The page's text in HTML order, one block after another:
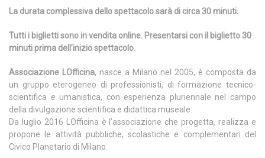
La durata complessiva dello spettacolo sarà di circa 30 minuti.
Tutti i biglietti sono in vendita online. Presentarsi con il biglietto 30
minuti prima dell’inizio spettacolo.
Associazione LOfficina, nasce a Milano nel 2005, è composta da
un gruppo eterogeneo di professionisti, di formazione tecnico-
scientifica e umanistica, con esperienza pluriennale nel campo
della divulgazione scientifica e didattica museale.
Da luglio 2016 LOfficina è l’associazione che progetta, realizza e
propone le attività pubbliche, scolastiche e complementari del
Civico Planetario di Milano.